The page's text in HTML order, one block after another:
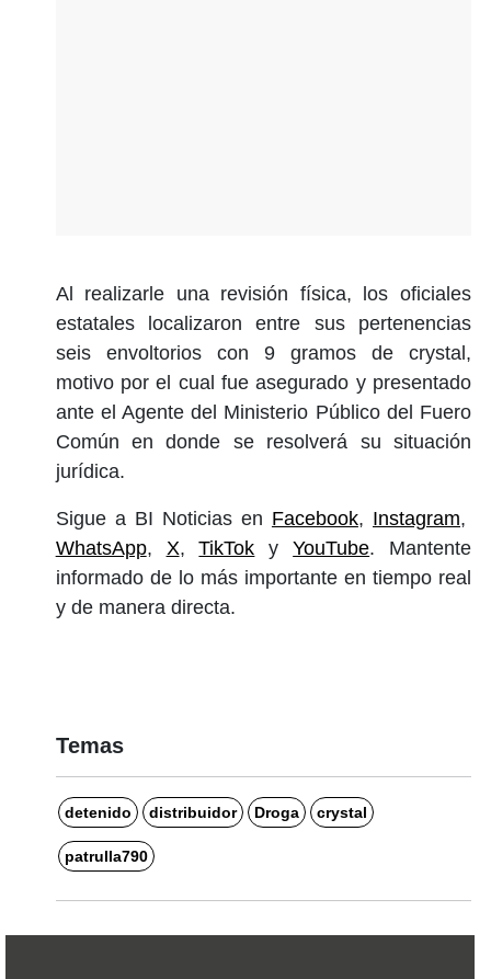
Al realizarle una revisión física, los oficiales
estatales localizaron entre sus pertenencias
seis envoltorios con 9 gramos de crystal,
motivo por el cual fue asegurado y presentado
ante el Agente del Ministerio Público del Fuero
Común en donde se resolverá su situación
jurídica.
Sigue a BI Noticias en Facebook, Instagram,
WhatsApp, X,TikTok yYouTube. Mantente
informado de lo más importante en tiempo real
y de manera directa.
Temas
detenido distribuidor Droga crystal
patrulla790